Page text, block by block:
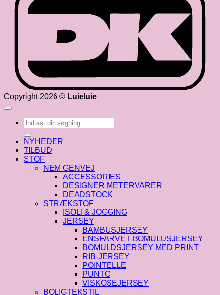
Copyright 2026 © Luieluie
Søg
efter:
NYHEDER
TILBUD
STOF
NEM GENVEJ
ACCESSORIES
DESIGNER METERVARER
DEADSTOCK
STRÆKSTOF
ISOLI & JOGGING
JERSEY
BAMBUSJERSEY
ENSFARVET BOMULDSJERSEY
BOMULDSJERSEY MED PRINT
RIB-JERSEY
POINTELLE
PUNTO
VISKOSEJERSEY
BOLIGTEKSTIL